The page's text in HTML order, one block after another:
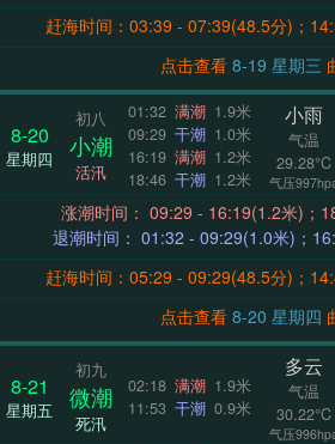
赶海时间：03:39 - 07:39(48.5分)；
点击查看
8-19 星期三
8-20
星期四
初八
小潮
活汛
01:32 满潮 1.9米
09:29 干潮 1.0米
16:19 满潮 1.2米
18:46 干潮 1.2米
小雨
气温
29.28°C
气压
涨潮时间： 09:29 - 16:19(1.2
退潮时间： 01:32 - 09:29(1.0米
赶海时间：05:29 - 09:29(48.5分)；
点击查看
8-20 星期四
8-21
星期五
初九
微潮
死汛
02:18 满潮 1.9米
11:53 干潮 0.9米
多云
气温
30.22°C
气压